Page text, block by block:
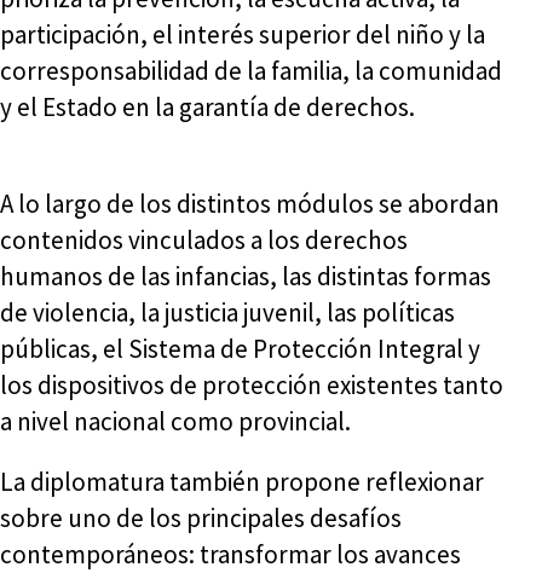
participación, el interés superior del niño y la
corresponsabilidad de la familia, la comunidad
y el Estado en la garantía de derechos.
A lo largo de los distintos módulos se abordan
contenidos vinculados a los derechos
humanos de las infancias, las distintas formas
de violencia, la justicia juvenil, las políticas
públicas, el Sistema de Protección Integral y
los dispositivos de protección existentes tanto
a nivel nacional como provincial.
La diplomatura también propone reflexionar
sobre uno de los principales desafíos
contemporáneos: transformar los avances